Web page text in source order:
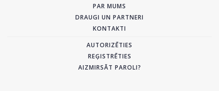
PAR MUMS
DRAUGI UN PARTNERI
KONTAKTI
AUTORIZĒTIES
REĢISTRĒTIES
AIZMIRSĀT PAROLI?